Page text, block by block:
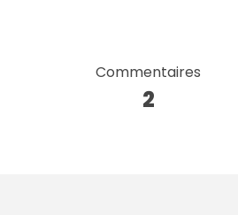
Commentaires
2